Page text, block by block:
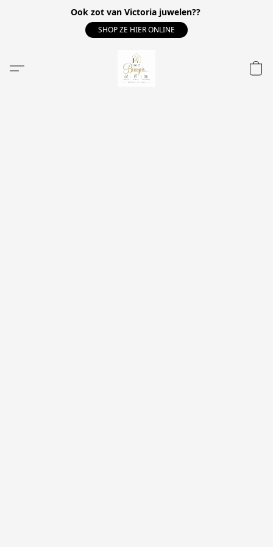
Ook zot van Victoria juwelen??
SHOP ZE HIER ONLINE